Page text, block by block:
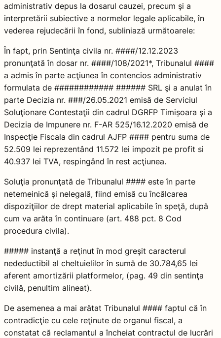
administrativ depus la dosarul cauzei, precum şi a
interpretării subiective a normelor legale aplicabile, în
vederea rejudecării în fond, subliniază următoarele:
În fapt, prin Sentinţa civila nr. ####/12.12.2023
pronunţată în dosar nr. ####/108/2021*, Tribunalul ####
a admis în parte acţiunea în contencios administrativ
formulata de ############ ###### SRL şi a anulat în
parte Decizia nr. ###/26.05.2021 emisă de Serviciul
Soluţionare Contestaţii din cadrul DGRFP Timișoara şi a
Decizia de Impunere nr. F-AR 525/16.12.2020 emisă de
Inspecţie Fiscala din cadrul AJFP #### pentru suma de
52.509 lei reprezentând 11.572 lei impozit pe profit si
40.937 lei TVA, respingând în rest acţiunea.
Soluţia pronunţată de Tribunalul #### este în parte
netemeinică şi nelegală, fiind emisă cu încălcarea
dispoziţiilor de drept material aplicabile în speţă, după
cum va arăta în continuare (art. 488 pct. 8 Cod
procedura civila).
##### instanţă a reţinut în mod greşit caracterul
nedeductibil al cheltuielilor în sumă de 30.784,65 lei
aferent amortizării platformelor, (pag. 49 din sentinţa
civilă, penultim alineat).
De asemenea a mai arătat Tribunalul #### faptul că în
contradicţie cu cele reţinute de organul fiscal, a
constatat că reclamantul a încheiat contractul de lucrări